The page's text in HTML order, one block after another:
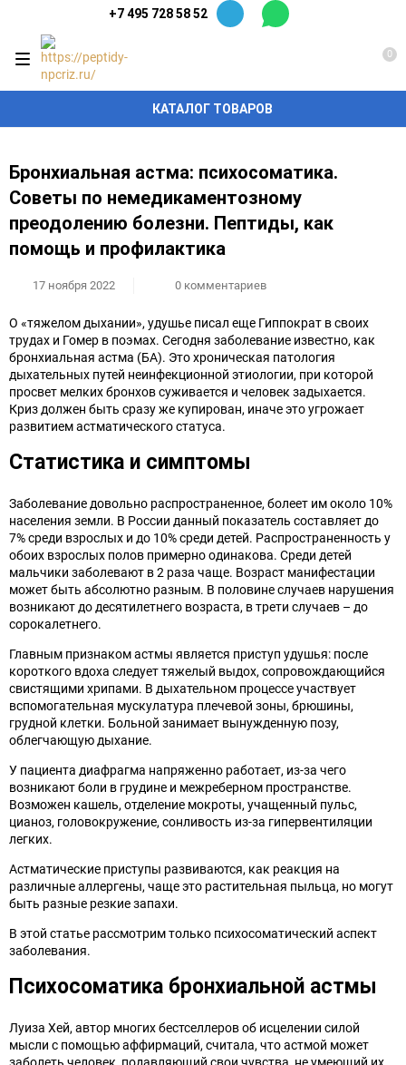
+7 495 728 58 52
КАТАЛОГ ТОВАРОВ
0
Бронхиальная астма: психосоматика.
Советы по немедикаментозному
преодолению болезни. Пептиды, как
помощь и профилактика
17 ноября 2022 0 комментариев
О «тяжелом дыхании», удушье писал еще Гиппократ в своих
трудах и Гомер в поэмах. Сегодня заболевание известно, как
бронхиальная астма (БА). Это хроническая патология
дыхательных путей неинфекционной этиологии, при которой
просвет мелких бронхов суживается и человек задыхается.
Криз должен быть сразу же купирован, иначе это угрожает
развитием астматического статуса.
Статистика и симптомы
Заболевание довольно распространенное, болеет им около 10%
населения земли. В России данный показатель составляет до
7% среди взрослых и до 10% среди детей. Распространенность у
обоих взрослых полов примерно одинакова. Среди детей
мальчики заболевают в 2 раза чаще. Возраст манифестации
может быть абсолютно разным. В половине случаев нарушения
возникают до десятилетнего возраста, в трети случаев – до
сорокалетнего.
Главным признаком астмы является приступ удушья: после
короткого вдоха следует тяжелый выдох, сопровождающийся
свистящими хрипами. В дыхательном процессе участвует
вспомогательная мускулатура плечевой зоны, брюшины,
грудной клетки. Больной занимает вынужденную позу,
облегчающую дыхание.
У пациента диафрагма напряженно работает, из-за чего
возникают боли в грудине и межреберном пространстве.
Возможен кашель, отделение мокроты, учащенный пульс,
цианоз, головокружение, сонливость из-за гипервентиляции
легких.
Астматические приступы развиваются, как реакция на
различные аллергены, чаще это растительная пыльца, но могут
быть разные резкие запахи.
В этой статье рассмотрим только психосоматический аспект
заболевания.
Психосоматика бронхиальной астмы
Луиза Хей, автор многих бестселлеров об исцелении силой
мысли с помощью аффирмаций, считала, что астмой может